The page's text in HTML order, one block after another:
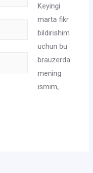
Keyingi
marta fikr
bildirishim
uchun bu
brauzerda
mening
ismim,